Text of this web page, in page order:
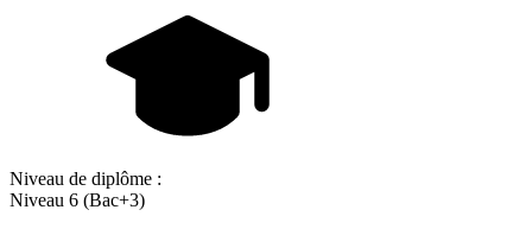
Niveau de diplôme :
Niveau 6 (Bac+3)